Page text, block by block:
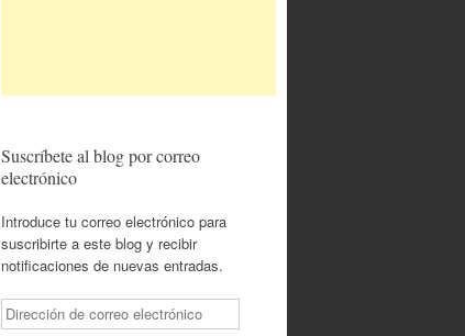
Suscríbete al blog por correo
electrónico
Introduce tu correo electrónico para
suscribirte a este blog y recibir
notificaciones de nuevas entradas.
Dirección
de